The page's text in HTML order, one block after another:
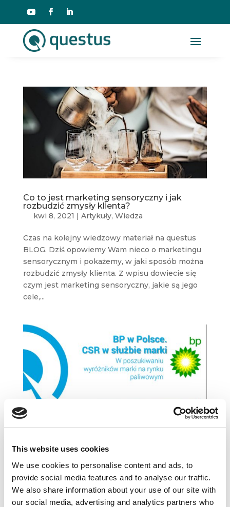
This website uses cookies
We use cookies to personalise content and ads, to
provide social media features and to analyse our traffic.
We also share information about your use of our site with
our social media, advertising and analytics partners who
Co to jest marketing sensoryczny i jak
rozbudzić zmysły klienta?
kwi 8, 2021 | Artykuły, Wiedza
Czas na kolejny wiedzowy materiał na questus
BLOG. Dziś opowiemy Wam nieco o marketingu
sensorycznym i pokażemy, w jaki sposób można
rozbudzić zmysły klienta. Z wpisu dowiecie się
czym jest marketing sensoryczny, jakie są jego
cele,...
Marketing sensoryczny: zmysłowa
rewolucja
maj 2, 2018 |Artykuły, Trendy